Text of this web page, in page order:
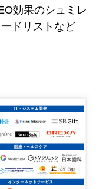
効果のシュミレ
ドリストなど